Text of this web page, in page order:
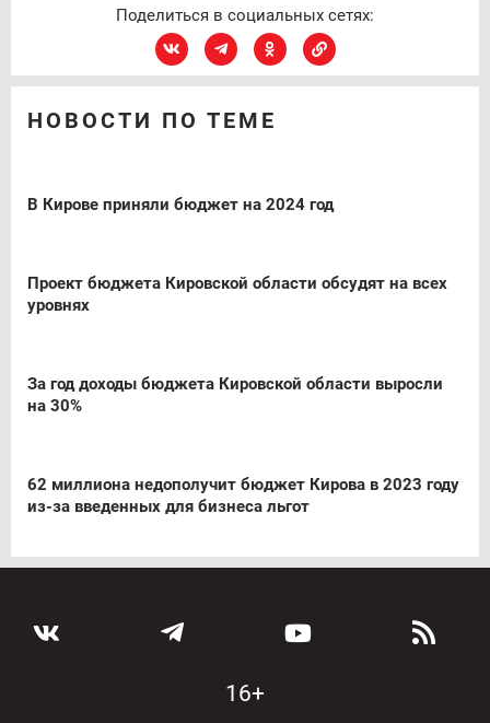
Поделиться в социальных сетях:
НОВОСТИ ПО ТЕМЕ
В Кирове приняли бюджет на 2024 год
Проект бюджета Кировской области обсудят на всех
уровнях
За год доходы бюджета Кировской области выросли
на 30%
62 миллиона недополучит бюджет Кирова в 2023 году
из-за введенных для бизнеса льгот
16+